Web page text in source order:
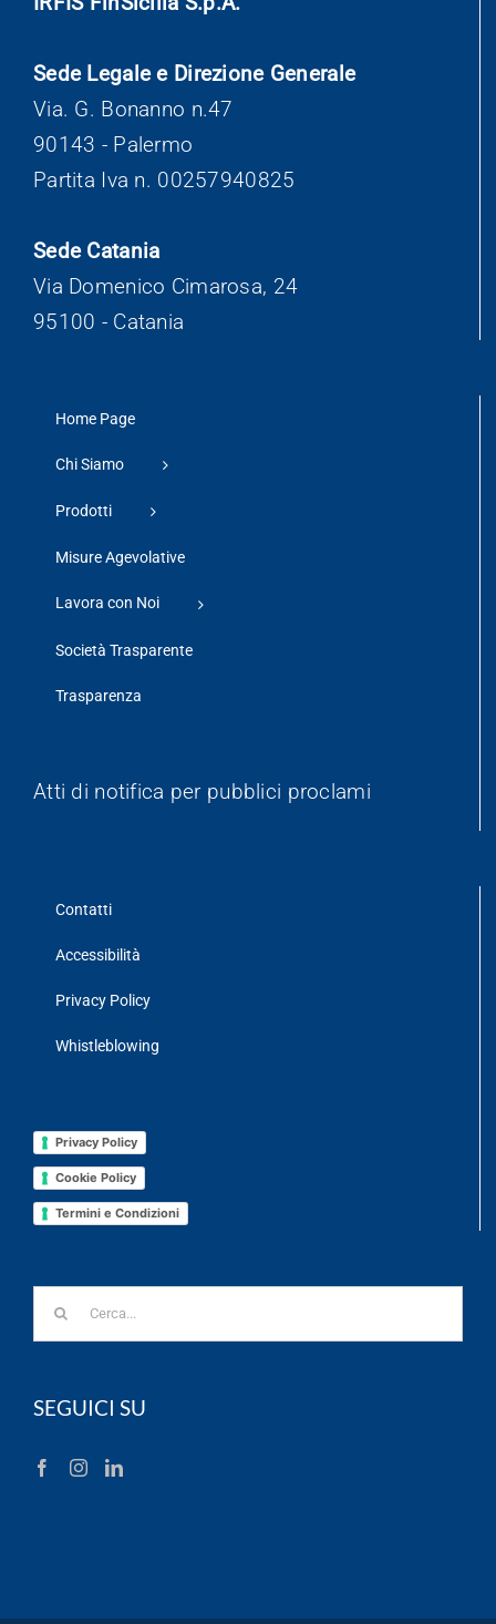
Sede Legale e Direzione Generale
Via. G. Bonanno n.47
90143 - Palermo
Partita Iva n. 00257940825
Sede Catania
Via Domenico Cimarosa, 24
95100 - Catania
Home Page
Chi Siamo
Prodotti
Misure Agevolative
Lavora con Noi
Società Trasparente
Trasparenza
Atti di notifica per pubblici proclami
Contatti
Accessibilità
Privacy Policy
Whistleblowing
Privacy Policy
Cookie Policy
Termini e Condizioni
Cerca
per:
SEGUICI SU